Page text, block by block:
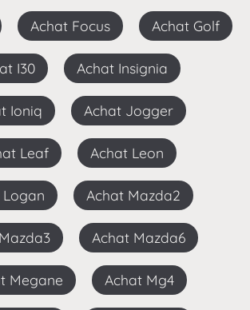
Achat Focus Achat Golf
I30 Achat Insignia
Ioniq Achat Jogger
Leaf Achat Leon
Logan Achat Mazda2
Mazda3 Achat Mazda6
Megane Achat Mg4